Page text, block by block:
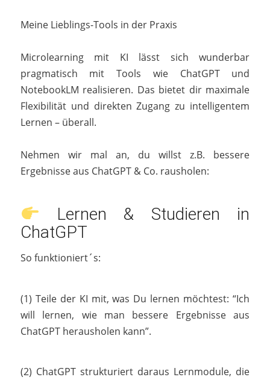
Meine Lieblings-Tools in der Praxis
Microlearning mit KI lässt sich wunderbar
pragmatisch mit Tools wie ChatGPT und
NotebookLM realisieren. Das bietet dir maximale
Flexibilität und direkten Zugang zu intelligentem
Lernen – überall.
Nehmen wir mal an, du willst z.B. bessere
Ergebnisse aus ChatGPT & Co. rausholen:
Lernen & Studieren in
ChatGPT
So funktioniert´s:
(1) Teile der KI mit, was Du lernen möchtest: “Ich
will lernen, wie man bessere Ergebnisse aus
ChatGPT herausholen kann”.
(2) ChatGPT strukturiert daraus Lernmodule, die